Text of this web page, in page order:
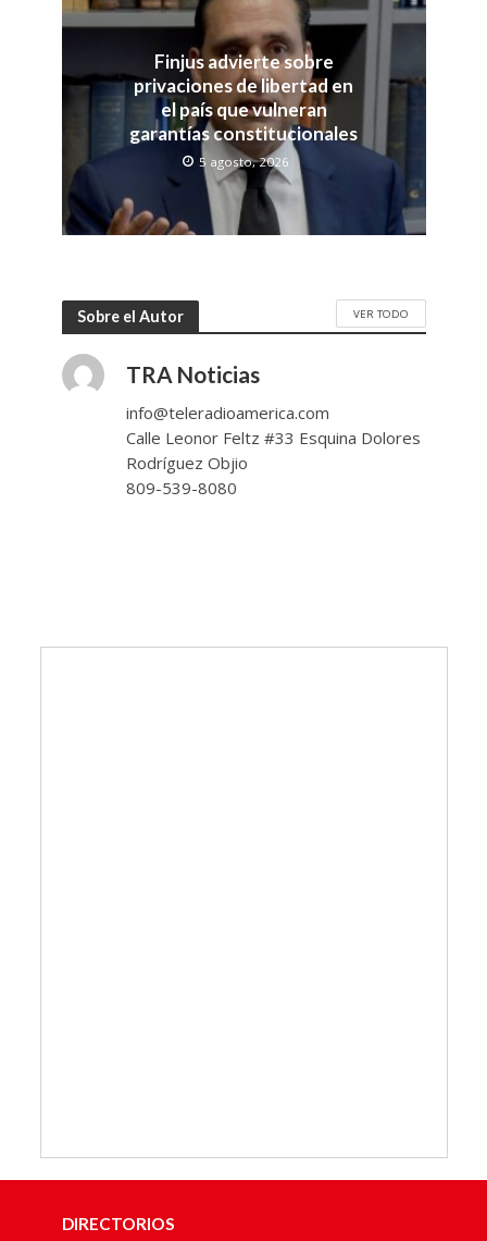
Finjus advierte sobre
privaciones de libertad en
el país que vulneran
garantías constitucionales
5 agosto, 2026
Sobre el Autor VER TODO
TRA Noticias
info@teleradioamerica.com
Calle Leonor Feltz #33 Esquina Dolores
Rodríguez Objio
809-539-8080
DIRECTORIOS